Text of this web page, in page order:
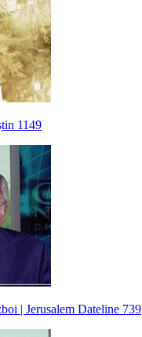
1149
| Jerusalem Dateline 739